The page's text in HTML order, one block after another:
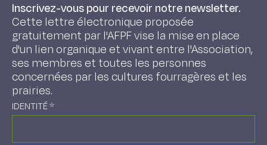
Inscrivez-vous pour recevoir notre newsletter.
Cette lettre électronique proposée
gratuitement par l'AFPF vise la mise en place
d'un lien organique et vivant entre l'Association,
ses membres et toutes les personnes
concernées par les cultures fourragères et les
prairies.
IDENTITÉ*